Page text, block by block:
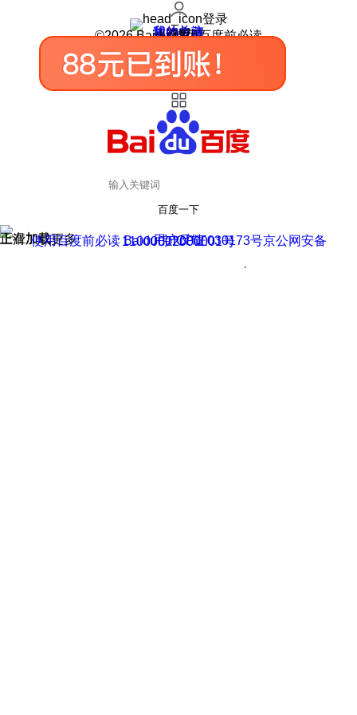
登录
我的关注
我的收藏
皮肤中心
用户反馈
设置
©2026 Baidu 使用百度前必读
百度一下
正在加载
上滑加载更多 用户反馈
使用百度前必读 Baidu 京ICP证030173号
京公网安备11000002000001号